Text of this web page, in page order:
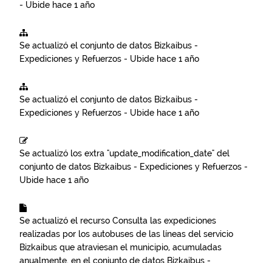
- Ubide hace 1 año
Se actualizó el conjunto de datos Bizkaibus -
Expediciones y Refuerzos - Ubide hace 1 año
Se actualizó el conjunto de datos Bizkaibus -
Expediciones y Refuerzos - Ubide hace 1 año
Se actualizó los extra "update_modification_date" del
conjunto de datos Bizkaibus - Expediciones y Refuerzos -
Ubide hace 1 año
Se actualizó el recurso Consulta las expediciones
realizadas por los autobuses de las líneas del servicio
Bizkaibus que atraviesan el municipio, acumuladas
anualmente. en el conjunto de datos Bizkaibus -